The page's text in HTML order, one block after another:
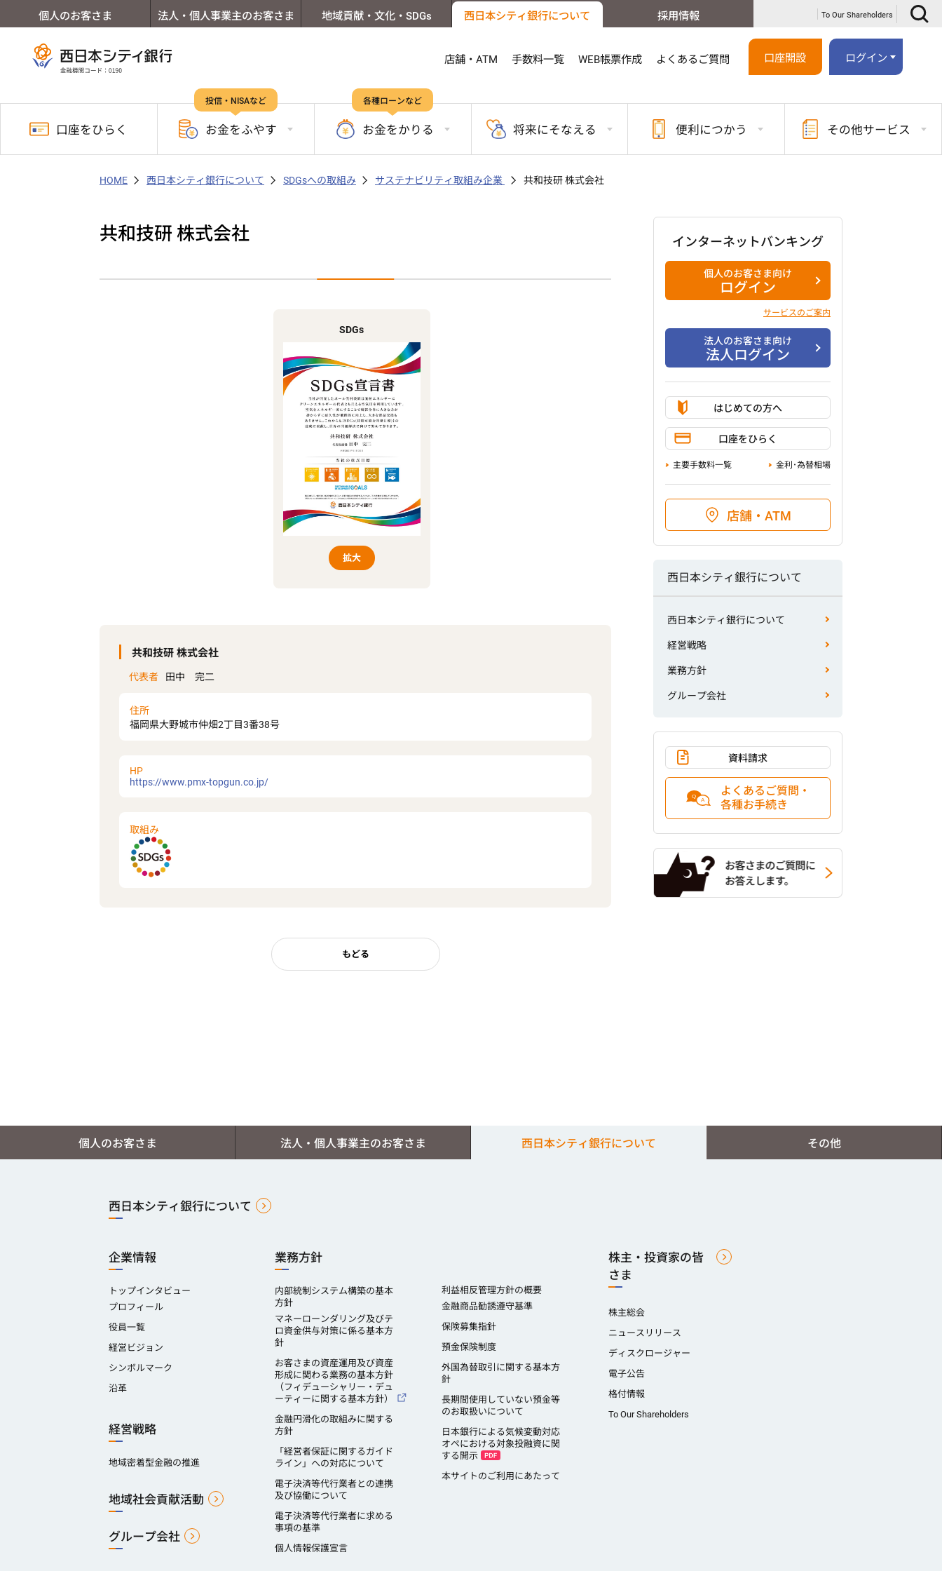
個人のお客さま 法人・個人事業主のお客さま 地域貢献・文化・SDGs 西日本シティ銀行について 採用情報 To Our Shareholders
店舗・ATM 手数料一覧 WEB帳票作成 よくあるご質問 口座開設 ログイン
口座を ひらく
投信・NISAなど
お金をふやす
各種ローンなど
お金をかりる 将来にそなえる 便利につかう その他サービス
HOME 西日本シティ銀行について SDGsへの取組み サステナビリティ取組み企業 共和技研 株式会社
共和技研 株式会社
SDGs
拡大
共和技研 株式会社
代表者 田中 完二
住所
福岡県大野城市仲畑2丁目3番38号
HP
https://www.pmx-topgun.co.jp/
取組み
もどる
インターネットバンキング
個人のお客さま向け
ログイン
サービスのご案内
法人のお客さま向け
法人ログイン
はじめての方へ
口座をひらく
主要手数料一覧 金利･為替相場
店舗・ATM
西日本シティ銀行について
西日本シティ銀行について
経営戦略
業務方針
グループ会社
資料請求
よくあるご質問・
各種お手続き
個人のお客さま 法人・個人事業主のお客さま 西日本シティ銀行について その他
西日本シティ銀行について
企業情報
トップインタビュー
プロフィール
役員一覧
経営ビジョン
シンボルマーク
沿革
経営戦略
地域密着型金融の推進
地域社会貢献活動
グループ会社
業務方針
内部統制システム構築の基本
方針
マネーローンダリング及びテ
ロ資金供与対策に係る基本方
針
お客さまの資産運用及び資産
形成に関わる業務の基本方針
（フィデューシャリー・デュ
ーティーに関する基本方針）
金融円滑化の取組みに関する
方針
「経営者保証に関するガイド
ライン」への対応について
電子決済等代行業者との連携
及び協働について
電子決済等代行業者に求める
事項の基準
個人情報保護宣言
利益相反管理方針の概要
金融商品勧誘遵守基準
保険募集指針
預金保険制度
外国為替取引に関する基本方
針
長期間使用していない預金等
のお取扱いについて
日本銀行による気候変動対応
オペにおける対象投融資に関
する開示
本サイトのご利用にあたって
株主・投資家の皆
さま
株主総会
ニュースリリース
ディスクロージャー
電子公告
格付情報
To Our Shareholders